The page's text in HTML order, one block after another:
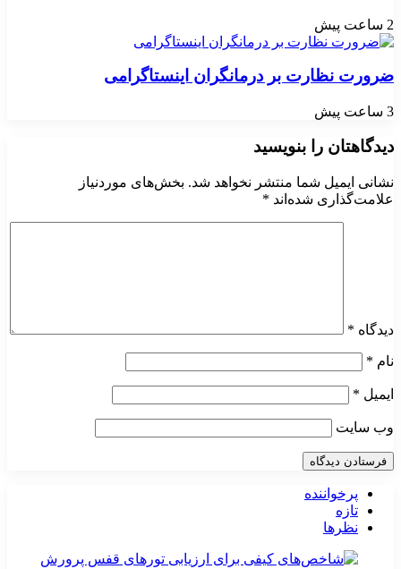
2 ساعت پیش
ضرورت نظارت بر درمانگران اینستاگرامی
3 ساعت پیش
دیدگاهتان را بنویسید
نشانی ایمیل شما منتشر نخواهد شد. بخش‌های موردنیاز
علامت‌گذاری شده‌اند *
دیدگاه *
نام *
ایمیل *
وب‌ سایت
پرخواننده
تازه
نظرها